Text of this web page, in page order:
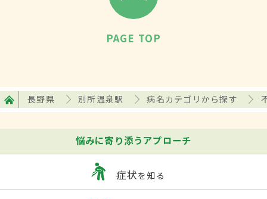
PAGE TOP
長野県 別所温泉駅 病名カテゴリから探す
悩みに寄り添うアプローチ
症状を知る